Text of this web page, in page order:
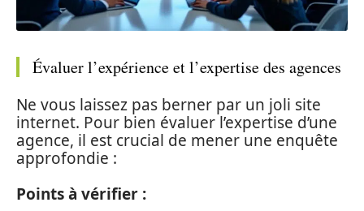
Évaluer l’expérience et l’expertise des agences
Ne vous laissez pas berner par un joli site
internet. Pour bien évaluer l’expertise d’une
agence, il est crucial de mener une enquête
approfondie :
Points à vérifier :